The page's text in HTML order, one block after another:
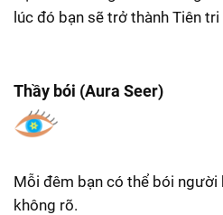
lúc đó bạn sẽ trở thành Tiên
Thầy bói (Aura Seer)
Mỗi đêm bạn có thể bói người
không rõ.